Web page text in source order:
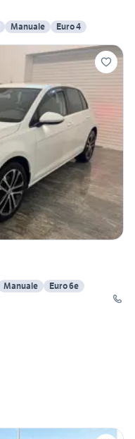
Manuale Euro 4
Manuale
Euro 6e